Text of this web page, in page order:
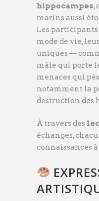
hippocampes,
marins aussi
Les
mode de vie,
uniques —
mâle qui porte
menaces qui
notamment la
destruction des
À travers des
échanges,
connaissances